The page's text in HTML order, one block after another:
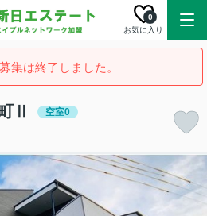
お気に入り
0
集は終了しました。
Ⅱ 空室0